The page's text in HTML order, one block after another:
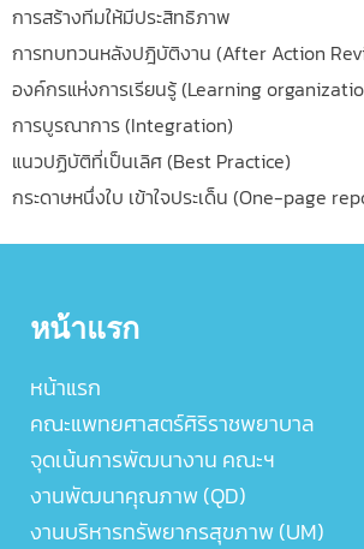
การสร้างทีมให้มีประสิทธิภาพ
การทบทวนหลังปฎิบัติงาน (After Action
องค์กรแห่งการเรียนรู้ (Learning
การบูรณาการ (Integration)
แนวปฏิบัติที่เป็นเลิศ (Best Practice)
กระดาษหนึ่งใบ เข้าใจประเด็น (One-page
หน้าแรก
หน้าแรก
คณะแพทยศาสตร์ศิริราชพยาบาล
จุดเน้นการพัฒนางาน คณะฯ
งานพัฒนาคุณภาพ (QD)
งานบริหารทรัพยากรสุขภาพ (UM)